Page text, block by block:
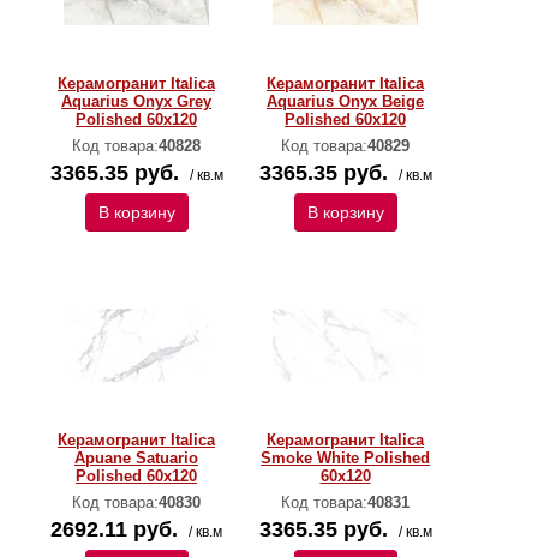
Керамогранит Italica
Aquarius Onyx Grey
Polished 60х120
Код товара:40828
3365.35 руб. / кв.м
В корзину
Керамогранит Italica
Aquarius Onyx Beige
Polished 60х120
Код товара:40829
3365.35 руб. / кв.м
В корзину
Керамогранит Italica
Apuane Satuario
Polished 60х120
Код товара:40830
2692.11 руб. / кв.м
Керамогранит Italica
Smoke White Polished
60х120
Код товара:40831
3365.35 руб. / кв.м